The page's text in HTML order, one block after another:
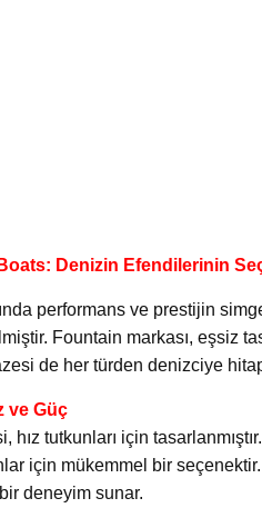
Denizin Efendilerinin
performans ve prestijin
Fountain markası, eşsiz
de her türden denizciye
ve Güç
hız tutkunları için
için mükemmel bir
deneyim sunar.